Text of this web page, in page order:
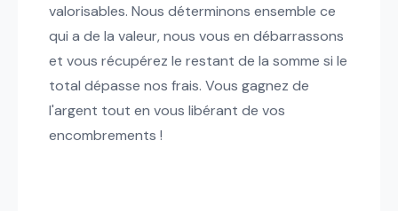
valorisables. Nous déterminons ensemble ce
qui a de la valeur, nous vous en débarrassons
et vous récupérez le restant de la somme si le
total dépasse nos frais. Vous gagnez de
l'argent tout en vous libérant de vos
encombrements !